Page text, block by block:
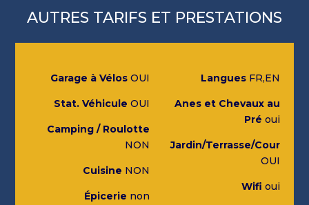
AUTRES TARIFS ET PRESTATIONS
Garage à VélosOUI
Stat. Véhicule OUI
Camping / Roulotte
NON
Cuisine NON
Épicerie non
LanguesFR,EN
Anes et Chevaux au
Pré oui
Jardin/Terrasse/Cour
OUI
Wifi oui